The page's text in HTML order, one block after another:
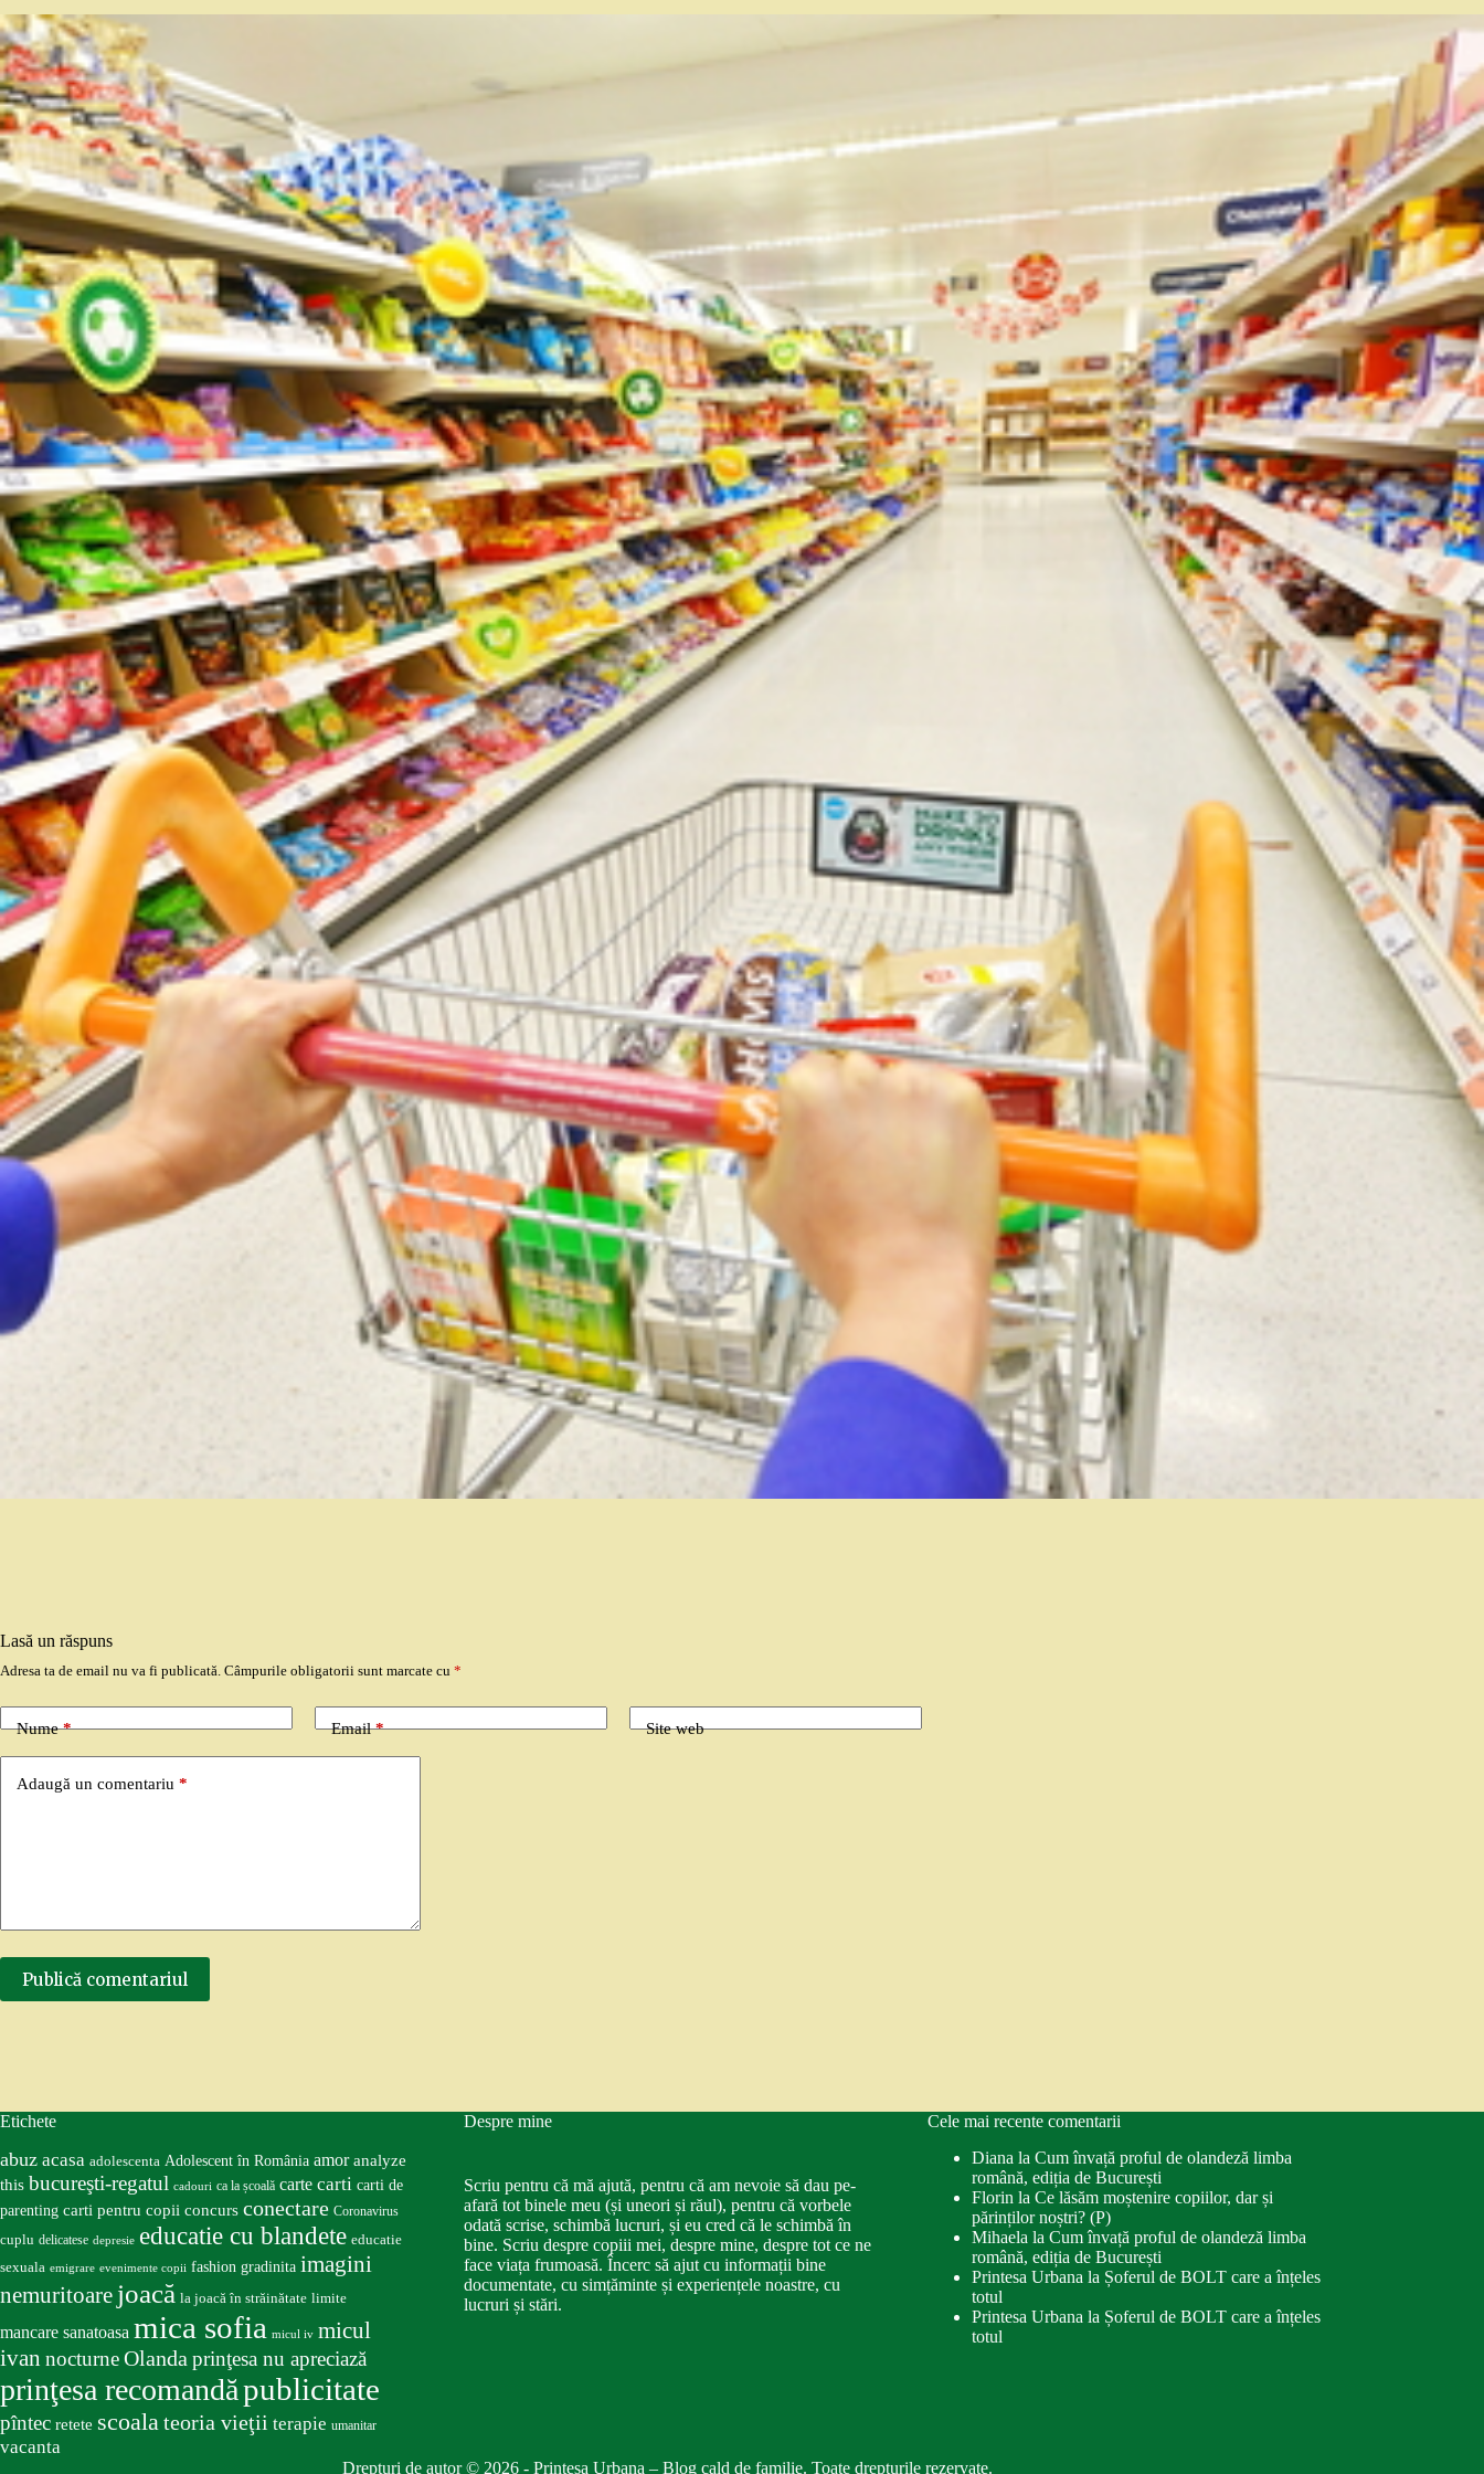
Lasă un răspuns
Adresa ta de email nu va fi publicată. Câmpurile obligatorii sunt marcate cu *
Nume* Email* Site web
Adaugă un comentariu *
Publică comentariul
Etichete
abuz acasa adolescenta Adolescent în România amor analyze
this bucureşti-regatul cadouri ca la școală carte carti carti de
parenting carti pentru copii concurs conectare Coronavirus
cuplu delicatese depresie educatie cu blandete educatie
sexuala emigrare evenimente copii fashion gradinita imagini
nemuritoare joacă la joacă în străinătate limite
mancare sanatoasa mica sofia micul iv micul
ivan nocturneOlanda prinţesa nu apreciază
prinţesa recomandăpublicitate
pîntec retete scoalateoria vieţii terapie umanitar
vacanta
Despre mine
Scriu pentru că mă ajută, pentru că am nevoie să dau pe-
afară tot binele meu (și uneori și răul), pentru că vorbele
odată scrise, schimbă lucruri, și eu cred că le schimbă în
bine. Scriu despre copiii mei, despre mine, despre tot ce ne
face viața frumoasă. Încerc să ajut cu informații bine
documentate, cu simțăminte și experiențele noastre, cu
lucruri și stări.
Cele mai recente comentarii
Diana la Cum învață proful de olandeză limba
română, ediția de București
Florin la Ce lăsăm moștenire copiilor, dar și
părinților noștri? (P)
Mihaela la Cum învață proful de olandeză limba
română, ediția de București
Printesa Urbana la Șoferul de BOLT care a înțeles
totul
Printesa Urbana la Șoferul de BOLT care a înțeles
totul
Drepturi de autor © 2026 - Printesa Urbana – Blog cald de familie. Toate drepturile rezervate.